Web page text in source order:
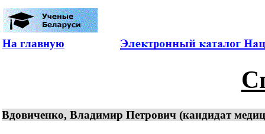
На главную
Вдовиченко, Владимир Петрович (кандидат